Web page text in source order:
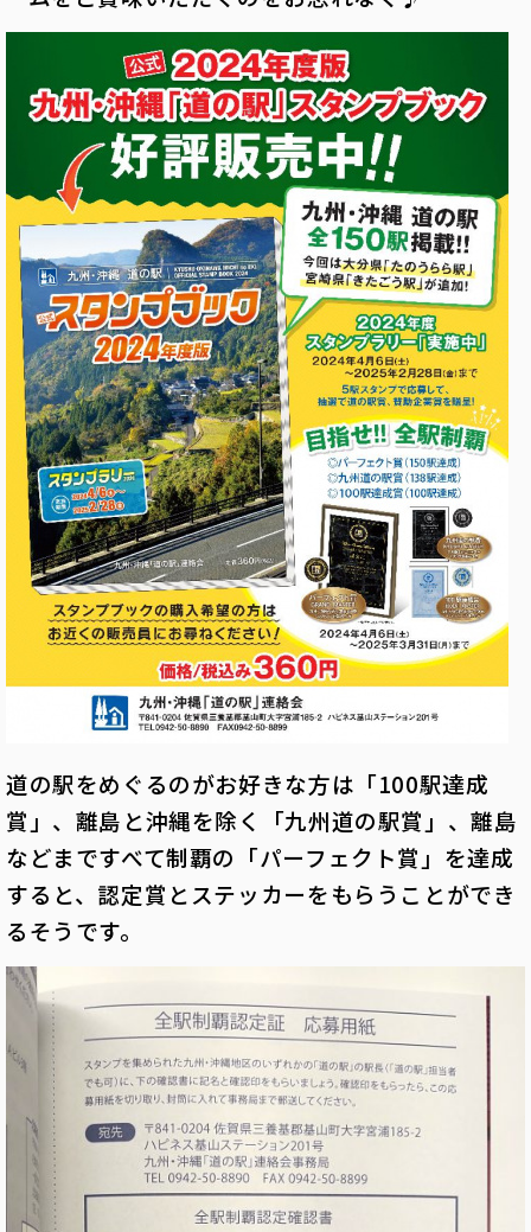
道の駅をめぐるのがお好きな方は「100駅達成
賞」、離島と沖縄を除く「九州道の駅賞」、離島
などまですべて制覇の「パーフェクト賞」を達成
すると、認定賞とステッカーをもらうことができ
るそうです。